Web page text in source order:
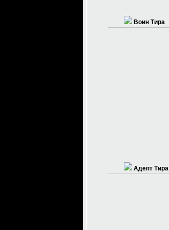
Воин Тира
Адепт Тира